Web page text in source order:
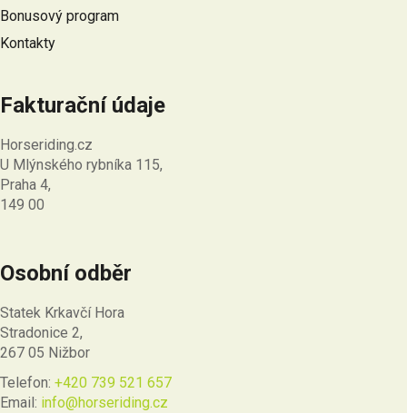
Bonusový program
Kontakty
Fakturační údaje
Horseriding.cz
U Mlýnského rybníka 115,
Praha 4,
149 00
Osobní odběr
Statek Krkavčí Hora
Stradonice 2,
267 05 Nižbor
Telefon: +420 739 521 657
Email: info@horseriding.cz